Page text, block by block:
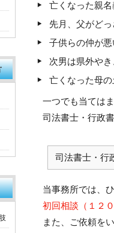
亡くなった親
先月、父がど
子供らの仲が
次男は県外や
亡くなった母
一つでも当てはま
司法書士・行政書
司法書士・行
当事務所では、ひ
初回相談（１２
また、ご依頼をい